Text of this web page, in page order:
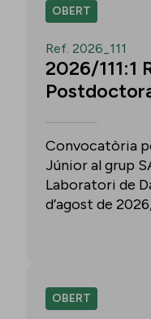
OBERT
Ref. 2026_111
2026/111:1
Convocatòria
Júnior al grup
Laboratori de
d’agost de
OBERT